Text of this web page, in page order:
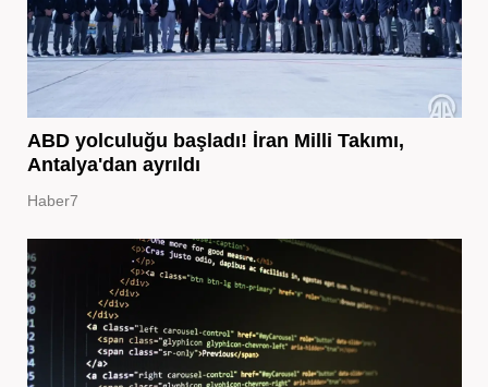
ABD yolculuğu başladı! İran Milli Takımı,
Antalya'dan ayrıldı
Haber7